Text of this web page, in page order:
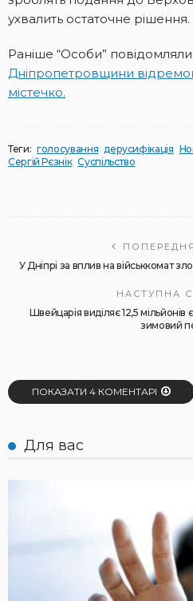
ухвалить остаточне рішення.
Раніше “Особи” повідомляли:
Дніпропетровщини
містечко.
Теги: голосування дерусифікація
Сергій Рєзнік Суспільство
У Дніпрі за вплив на військкомат
НАСТУПНА
Швейцарія виділяє 12,5 мільйонів
зимовий
ПОКАЗАТИ 4 КОМЕНТАРІ
Для вас